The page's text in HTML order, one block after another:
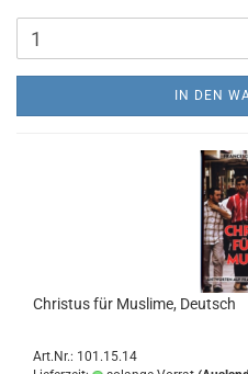
IN DEN
Christus für Muslime, Deutsch
Art.Nr.: 101.15.14